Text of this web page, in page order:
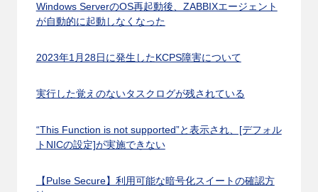
Windows ServerのOS再起動後、ZABBIXエージェント
が自動的に起動しなくなった
2023年1月28日に発生したKCPS障害について
実行した覚えのないタスクログが残されている
“This Function is not supported”と表示され、[デフォル
トNICの設定]が実施できない
【Pulse Secure】利用可能な暗号化スイートの確認方